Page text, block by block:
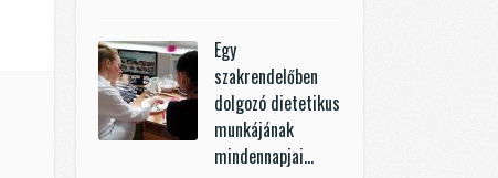
Egy
szakrendelőben
dolgozó dietetikus
munkájának
mindennapjai…